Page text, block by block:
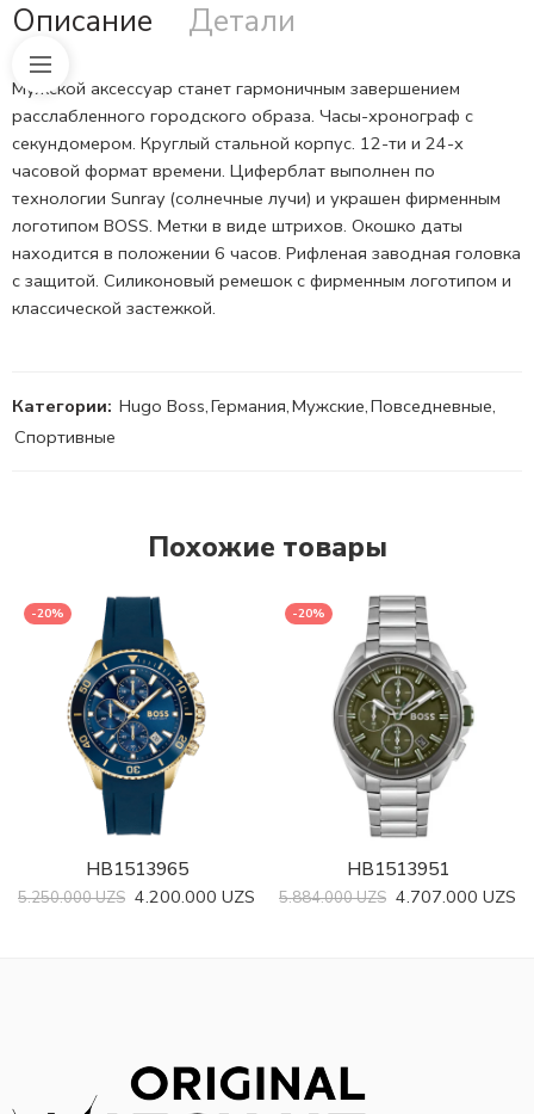
Описание Детали
Мужской аксессуар станет гармоничным завершением
расслабленного городского образа. Часы-хронограф с
секундомером. Круглый стальной корпус. 12-ти и 24-х
часовой формат времени. Циферблат выполнен по
технологии Sunray (солнечные лучи) и украшен фирменным
логотипом BOSS. Метки в виде штрихов. Окошко даты
находится в положении 6 часов. Рифленая заводная головка
с защитой. Силиконовый ремешок с фирменным логотипом и
классической застежкой.
Категории: Hugo Boss,Германия,Мужские,Повседневные,
Спортивные
Похожие товары
-20%
HB1513965
5.250.000UZS 4.200.000 UZS
-20%
HB1513951
5.884.000UZS 4.707.000 UZS